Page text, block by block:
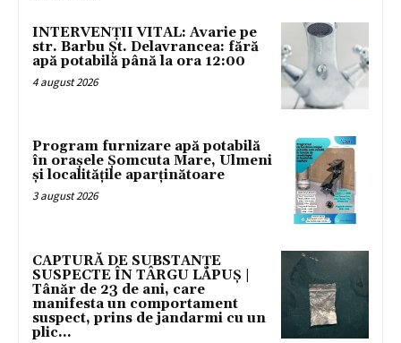
INTERVENȚII VITAL: Avarie pe
str. Barbu Șt. Delavrancea: fără
apă potabilă până la ora 12:00
4 august 2026
Program furnizare apă potabilă
în orașele Șomcuta Mare, Ulmeni
și localitățile aparținătoare
3 august 2026
CAPTURĂ DE SUBSTANȚE
SUSPECTE ÎN TÂRGU LĂPUȘ |
Tânăr de 23 de ani, care
manifesta un comportament
suspect, prins de jandarmi cu un
plic...